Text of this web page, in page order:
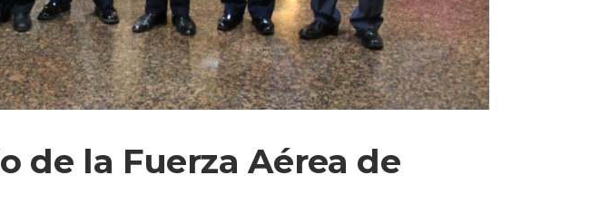
de la Fuerza Aérea de